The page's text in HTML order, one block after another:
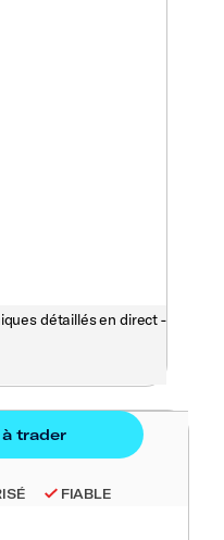
détaillés en direct -
FIABLE